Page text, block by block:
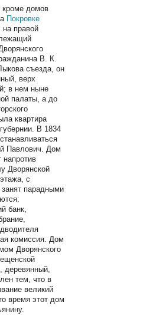
кроме домов
Покровке
правой
В. К.
съезда, он
верх
в нем ныне
палаты, а до
квартира
В 1834
Павлович. Дом
напротив
Дворянской
с
парадными
банк,
комиссия. Дом
Дворянского
деревянный,
тем, что в
великий
время этот дом